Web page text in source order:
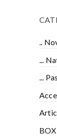
..
...
...
BOX